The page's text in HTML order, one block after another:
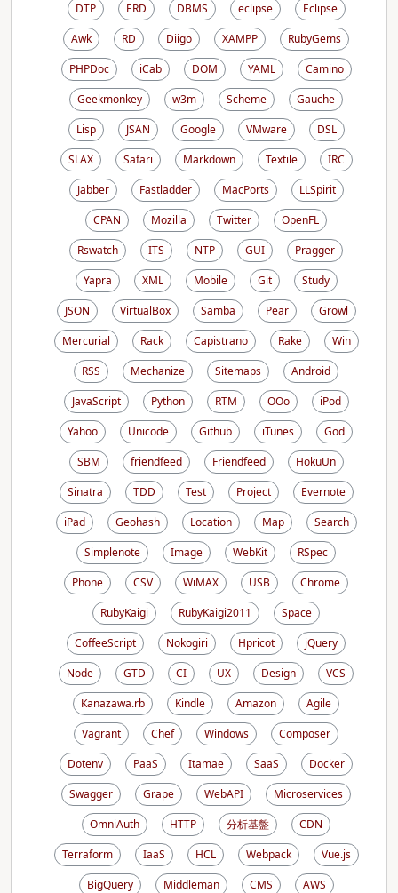
DTP
ERD DBMS eclipse
Eclipse
Awk
RD Diigo XAMPP
RubyGems
PHPDoc
iCab DOM YAML
Camino
Geekmonkey
w3m Scheme
Gauche
Lisp
JSAN Google VMware
DSL
SLAX
Safari Markdown Textile
IRC
Jabber
Fastladder MacPorts
LLSpirit
CPAN
Mozilla Twitter
OpenFL
Rswatch
ITS NTP GUI
Pragger
Yapra
XML Mobile Git
Study
JSON
VirtualBox Samba Pear
Growl
Mercurial
Rack Capistrano Rake
Win
RSS
Mechanize Sitemaps
Android
JavaScript
Python RTM OOo
iPod
Yahoo
Unicode Github iTunes
God
SBM
friendfeed Friendfeed
HokuUn
Sinatra
TDD Test Project
Evernote
iPad
Geohash Location Map
Search
Simplenote
Image WebKit
RSpec
Phone
CSV WiMAX USB
Chrome
RubyKaigi
RubyKaigi2011
Space
CoffeeScript
Nokogiri Hpricot
jQuery
Node
GTD CI UX Design
VCS
Kanazawa.rb
Kindle Amazon
Agile
Vagrant
Chef Windows
Composer
Dotenv
PaaS Itamae SaaS
Docker
Swagger
Grape WebAPI
Microservices
OmniAuth
HTTP 分析基盤
CDN
Terraform
IaaS HCL Webpack
Vue.js
BigQuery
Middleman CMS
AWS